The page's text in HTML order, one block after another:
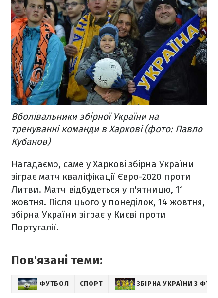
Вболівальники збірної України на
тренуванні команди в Харкові (фото: Павло
Кубанов)
Нагадаємо, саме у Харкові збірна України
зіграє матч кваліфікації Євро-2020 проти
Литви. Матч відбудеться у п'ятницю, 11
жовтня. Після цього у понеділок, 14 жовтня,
збірна України зіграє у Києві проти
Португалії.
Пов'язані теми:
ФУТБОЛ СПОРТ ЗБІРНА УКРАЇНИ З